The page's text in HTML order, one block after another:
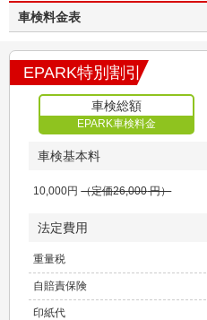
車検料金表
EPARK特別割引
車検総額
EPARK車検料金
車検基本料
10,000円 （定価26,000円）
法定費用
重量税
自賠責保険
印紙代